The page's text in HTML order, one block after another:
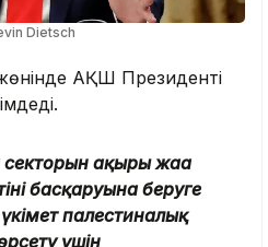
Dietsch
АҚШ Президенті
секторын ақыры жаңа
басқаруына беруге
палестиналық
үшін